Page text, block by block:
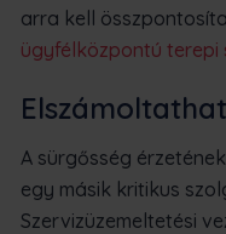
arra kell
ügyfélközpontú
A sürgősség
egy másik kritikus
Szervizüzemeltetési